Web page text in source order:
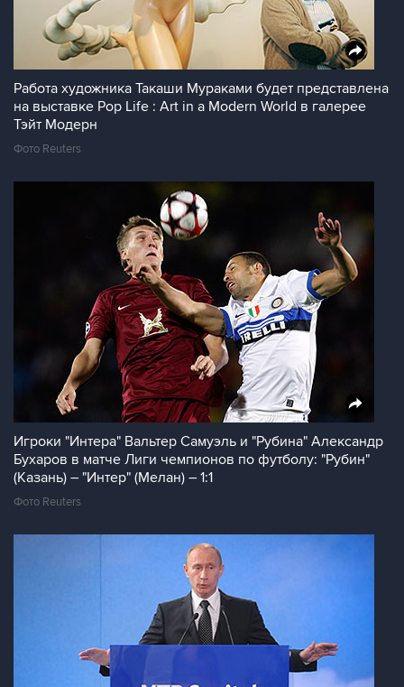
Работа художника Такаши Мураками будет представлена
на выставке Pop Life : Art in a Modern World в галерее
Тэйт Модерн
Фото Reuters
Игроки "Интера" Вальтер Самуэль и "Рубина" Александр
Бухаров в матче Лиги чемпионов по футболу: "Рубин"
(Казань) – "Интер" (Мелан) – 1:1
Фото Reuters